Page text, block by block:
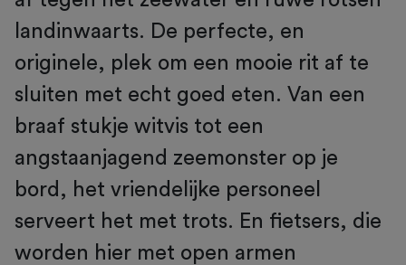
landinwaarts. De perfecte, en
originele, plek om een mooie rit af te
sluiten met echt goed eten. Van een
braaf stukje witvis tot een
angstaanjagend zeemonster op je
bord, het vriendelijke personeel
serveert het met trots. En fietsers, die
worden hier met open armen